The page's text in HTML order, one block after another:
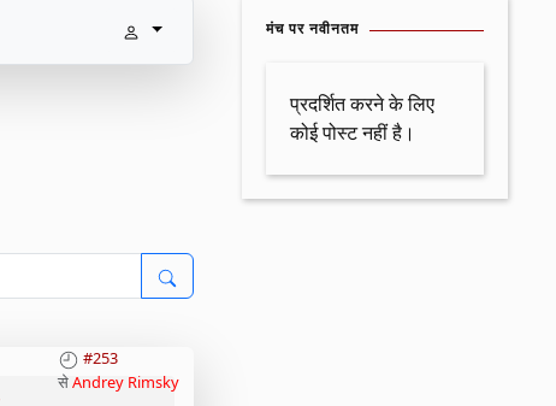
#253
सेAndrey Rimsky
मंच पर नवीनतम
प्रदर्शित करने के लिए
कोई पोस्ट नहीं है।